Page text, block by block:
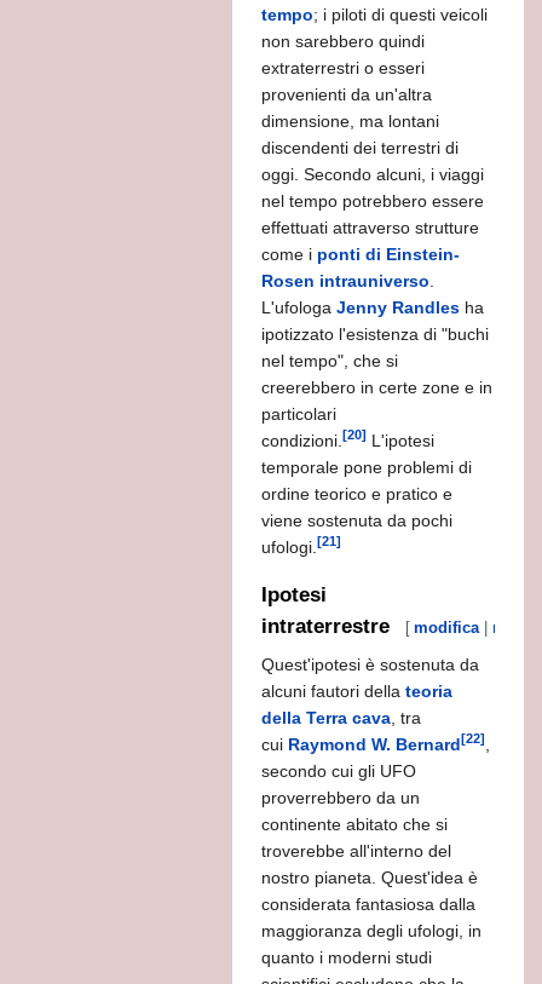
tempo; i piloti di questi veicoli
non sarebbero quindi
extraterrestri o esseri
provenienti da un'altra
dimensione, ma lontani
discendenti dei terrestri di
oggi. Secondo alcuni, i viaggi
nel tempo potrebbero essere
effettuati attraverso strutture
come i ponti di Einstein-
Rosen intrauniverso.
L'ufologa Jenny Randles ha
ipotizzato l'esistenza di "buchi
nel tempo", che si
creerebbero in certe zone e in
particolari
condizioni. [20] L'ipotesi
temporale pone problemi di
ordine teorico e pratico e
viene sostenuta da pochi
ufologi. [21]
Ipotesi
intraterrestre
[ modifica |
Quest'ipotesi è sostenuta da
alcuni fautori della teoria
della Terra cava , tra
cui Raymond W. Bernard[22]
secondo cui gli UFO
proverrebbero da un
continente abitato che si
troverebbe all'interno del
nostro pianeta. Quest'idea è
considerata fantasiosa dalla
maggioranza degli ufologi, in
quanto i moderni studi